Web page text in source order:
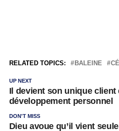
RELATED TOPICS: BALEINE
UP NEXT
Il devient son unique client
développement personnel
DON'T MISS
Dieu avoue qu’il vient